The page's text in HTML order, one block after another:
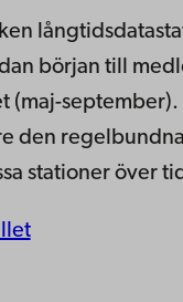
början till
(maj-
den
stationer över